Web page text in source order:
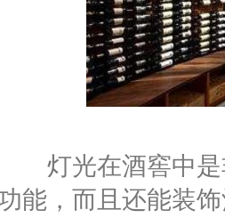
灯光在酒窖中是
能，而且还能装